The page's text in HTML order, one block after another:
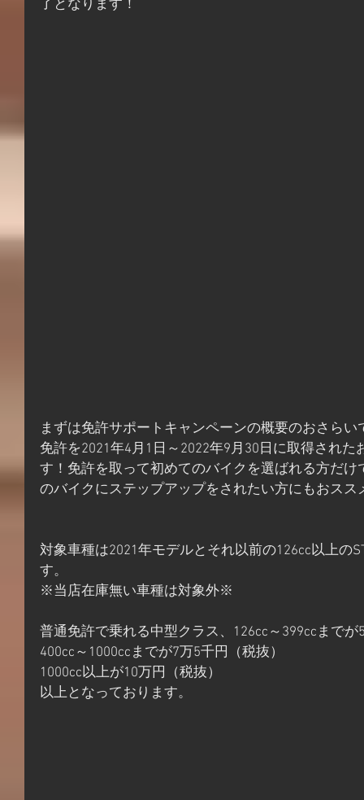
了となります！
まずは免許サポートキャンペーンの概要のおさらい
免許を2021年4月1日～2022年9月30日に取得され
す！免許を取って初めてのバイクを選ばれる方だ
のバイクにステップアップをされたい方にもおスス
対象車種は2021年モデルとそれ以前の126cc以上の
す。
※当店在庫無い車種は対象外※
普通免許で乗れる中型クラス、126cc～399ccまでが
400cc～1000ccまでが7万5千円（税抜）
1000cc以上が10万円（税抜）
以上となっております。